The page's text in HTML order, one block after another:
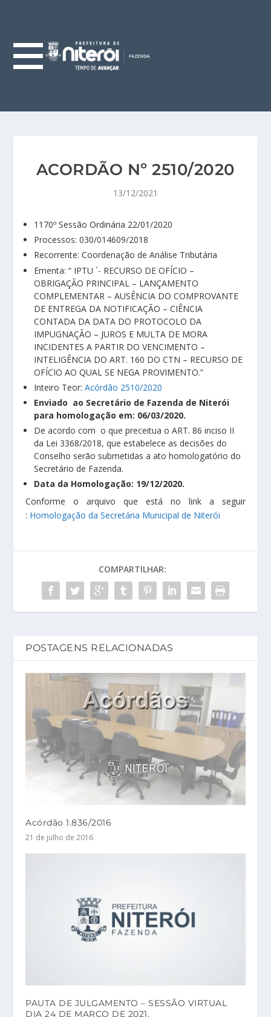
ACORDÃO Nº 2510/2020
13/12/2021
1170º Sessão Ordinária 22/01/2020
Processos: 030/014609/2018
Recorrente: Coordenação de Análise Tributária
Ementa: “ IPTU ´- RECURSO DE OFÍCIO –
OBRIGAÇÃO PRINCIPAL – LANÇAMENTO
COMPLEMENTAR – AUSÊNCIA DO COMPROVANTE
DE ENTREGA DA NOTIFICAÇÃO – CIÊNCIA
CONTADA DA DATA DO PROTOCOLO DA
IMPUGNAÇÃO – JUROS E MULTA DE MORA
INCIDENTES A PARTIR DO VENCIMENTO –
INTELIGÊNCIA DO ART. 160 DO CTN – RECURSO DE
OFÍCIO AO QUAL SE NEGA PROVIMENTO.”
Inteiro Teor:Acórdão 2510/2020
Enviado ao Secretário de Fazenda de Niterói
para homologação em: 06/03/2020.
De acordo com o que preceitua o ART. 86 inciso II
da Lei 3368/2018, que estabelece as decisões do
Conselho serão submetidas a ato homologatório do
Secretário de Fazenda.
Data da Homologação: 19/12/2020.
Conforme o arquivo que está no link a seguir
: Homologação da Secretária Municipal de Niterói
COMPARTILHAR:
POSTAGENS RELACIONADAS
Acórdão 1.836/2016
21 de julho de 2016
PAUTA DE JULGAMENTO – SESSÃO VIRTUAL
DIA 24 DE MARÇO DE 2021.